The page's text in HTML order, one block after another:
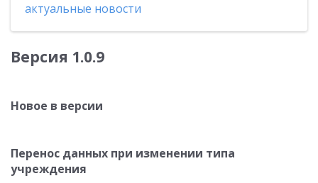
актуальные новости
Версия 1.0.9
Новое в версии
Перенос данных при изменении типа
учреждения